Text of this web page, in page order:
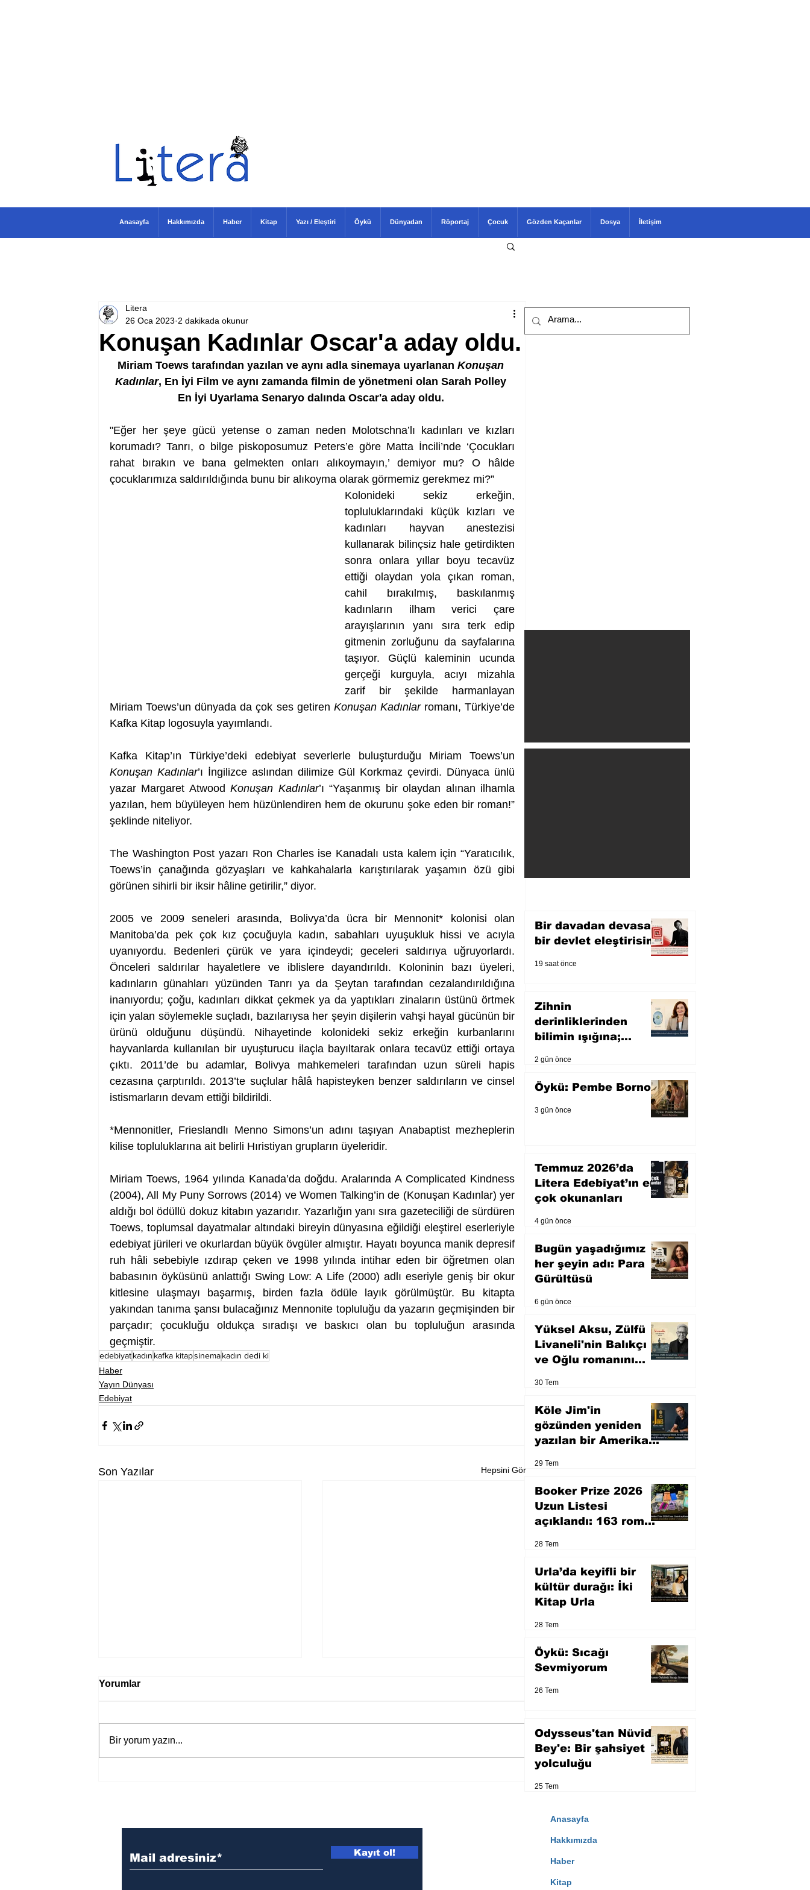
Konuşan Kadınlar Oscar'a aday oldu.
Litera
26 Oca 2023 2 dakikada okunur
Miriam Toews tarafından yazılan ve aynı adla sinemaya uyarlanan Konuşan
Kadınlar, En İyi Film ve aynı zamanda filmin de yönetmeni olan Sarah Polley
En İyi Uyarlama Senaryo dalında Oscar'a aday oldu.
"Eğer her şeye gücü yetense o zaman neden Molotschna’lı kadınları ve kızları
korumadı? Tanrı, o bilge piskoposumuz Peters’e göre Matta İncili’nde ‘Çocukları
rahat bırakın ve bana gelmekten onları alıkoymayın,’ demiyor mu? O hâlde
çocuklarımıza saldırıldığında bunu bir alıkoyma olarak görmemiz gerekmez mi?”
Kolonideki sekiz erkeğin,
topluluklarındaki küçük kızları ve
kadınları hayvan anestezisi
kullanarak bilinçsiz hale getirdikten
sonra onlara yıllar boyu tecavüz
ettiği olaydan yola çıkan roman,
cahil bırakılmış, baskılanmış
kadınların ilham verici çare
arayışlarının yanı sıra terk edip
gitmenin zorluğunu da sayfalarına
taşıyor. Güçlü kaleminin ucunda
gerçeği kurguyla, acıyı mizahla
zarif bir şekilde harmanlayan
Miriam Toews’un dünyada da çok ses getiren Konuşan Kadınlar romanı, Türkiye’de
Kafka Kitap logosuyla yayımlandı.
Konuşan Kadınlar’ı İngilizce aslından dilimize Gül Korkmaz çevirdi. Dünyaca ünlü
yazar Margaret Atwood Konuşan Kadınlar’ı “Yaşanmış bir olaydan alınan ilhamla
yazılan, hem büyüleyen hem hüzünlendiren hem de okurunu şoke eden bir roman!”
şeklinde niteliyor.
The Washington Post yazarı Ron Charles ise Kanadalı usta kalem için “Yaratıcılık,
Toews’in çanağında gözyaşları ve kahkahalarla karıştırılarak yaşamın özü gibi
görünen sihirli bir iksir hâline getirilir,” diyor.
2005 ve 2009 seneleri arasında, Bolivya’da ücra bir Mennonit* kolonisi olan
Manitoba’da pek çok kız çocuğuyla kadın, sabahları uyuşukluk hissi ve acıyla
uyanıyordu. Bedenleri çürük ve yara içindeydi; geceleri saldırıya uğruyorlardı.
Önceleri saldırılar hayaletlere ve iblislere dayandırıldı. Koloninin bazı üyeleri,
kadınların günahları yüzünden Tanrı ya da Şeytan tarafından cezalandırıldığına
inanıyordu; çoğu, kadınları dikkat çekmek ya da yaptıkları zinaların üstünü örtmek
için yalan söylemekle suçladı, bazılarıysa her şeyin dişilerin vahşi hayal gücünün bir
ürünü olduğunu düşündü. Nihayetinde kolonideki sekiz erkeğin kurbanlarını
hayvanlarda kullanılan bir uyuşturucu ilaçla bayıltarak onlara tecavüz ettiği ortaya
çıktı. 2011’de bu adamlar, Bolivya mahkemeleri tarafından uzun süreli hapis
cezasına çarptırıldı. 2013’te suçlular hâlâ hapisteyken benzer saldırıların ve cinsel
istismarların devam ettiği bildirildi.
*Mennonitler, Frieslandlı Menno Simons’un adını taşıyan Anabaptist mezheplerin
kilise topluluklarına ait belirli Hıristiyan grupların üyeleridir.
Miriam Toews, 1964 yılında Kanada’da doğdu. Aralarında A Complicated Kindness
(2004), All My Puny Sorrows (2014) ve Women Talking’in de (Konuşan Kadınlar) yer
aldığı bol ödüllü dokuz kitabın yazarıdır. Yazarlığın yanı sıra gazeteciliği de sürdüren
Toews, toplumsal dayatmalar altındaki bireyin dünyasına eğildiği eleştirel eserleriyle
edebiyat jürileri ve okurlardan büyük övgüler almıştır. Hayatı boyunca manik depresif
ruh hâli sebebiyle ızdırap çeken ve 1998 yılında intihar eden bir öğretmen olan
babasının öyküsünü anlattığı Swing Low: A Life (2000) adlı eseriyle geniş bir okur
kitlesine ulaşmayı başarmış, birden fazla ödüle layık görülmüştür. Bu kitapta
yakından tanıma şansı bulacağınız Mennonite topluluğu da yazarın geçmişinden bir
parçadır; çocukluğu oldukça sıradışı ve baskıcı olan bu topluluğun arasında
geçmiştir.
edebiyatkadın kafka kitapsinemakadın dedi ki
Haber
Yayın Dünyası
Edebiyat
Son Yazılar Hepsini Gör
Yorumlar
Bir yorum yazın...
Bir davadan devasa
bir devlet eleştirisine
19 saat önce
Zihnin
derinliklerinden
bilimin ışığına;
2 gün önce
Öykü: Pembe Bornoz
3 gün önce
Temmuz 2026’da
Litera Edebiyat’ın en
çok okunanları
4 gün önce
Bugün yaşadığımız
her şeyin adı: Para
Gürültüsü
6 gün önce
Yüksel Aksu, Zülfü
Livaneli'nin Balıkçı
ve Oğlu romanını
30 Tem
Köle Jim'in
gözünden yeniden
yazılan bir Amerikan
29 Tem
Booker Prize 2026
Uzun Listesi
açıklandı: 163 roman
28 Tem
Urla’da keyifli bir
kültür durağı: İki
Kitap Urla
28 Tem
Öykü: Sıcağı
Sevmiyorum
26 Tem
Odysseus'tan Nüvid
Bey'e: Bir şahsiyet
yolculuğu
25 Tem
Anasayfa Hakkımızda Haber Kitap Yazı / Eleştiri Öykü Dünyadan Röportaj Çocuk Gözden Kaçanlar Dosya İletişim
Kayıt ol!
Anasayfa
Hakkımızda
Haber
Kitap